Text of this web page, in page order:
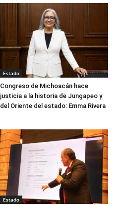
Estado
Congreso de Michoacán hace
justicia a la historia de Jungapeo y
del Oriente del estado: Emma Rivera
Estado